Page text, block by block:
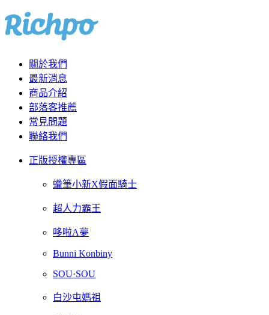
關於我們
最新消息
商品介紹
部落客推薦
常見問題
聯絡我們
正版授權專區
蠟筆小新X假面騎士
超人力霸王
哆啦A夢
Bunni Konbiny
SOU·SOU
白沙屯媽祖